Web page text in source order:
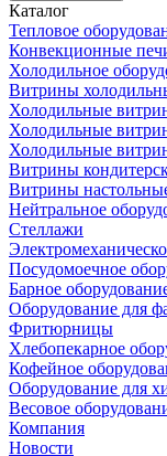
Каталог
Тепловое
Конвекционные
Холодильное
Витрины
Холодильные
Холодильные
Холодильные
Витрины
Витрины
Нейтральное
Стеллажи
Посудомоечное
Барное
Оборудование для
Фритюрницы
Хлебопекарное
Кофейное
Оборудование для
Весовое
Компания
Новости